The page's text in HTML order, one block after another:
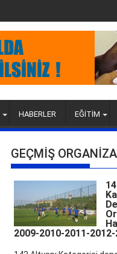
HABERLER EĞİTİM
GEÇMİŞ
2009-2010-2011-